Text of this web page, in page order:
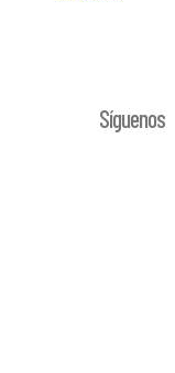
Síguenos